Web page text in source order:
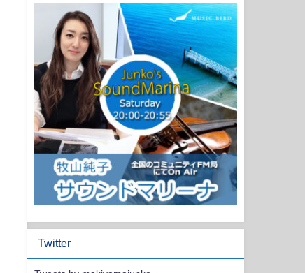
Twitter